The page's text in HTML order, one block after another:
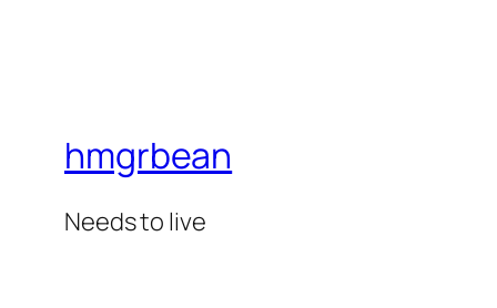
hmgrbean
Needs to live